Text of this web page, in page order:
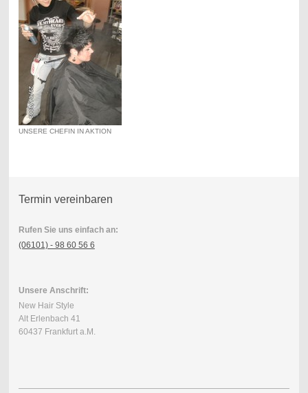
UNSERE CHEFIN IN AKTION
Termin vereinbaren
Rufen Sie uns einfach an:
(06101) - 98 60 56 6
Unsere Anschrift:
New Hair Style
Alt Erlenbach 41
60437 Frankfurt a.M.